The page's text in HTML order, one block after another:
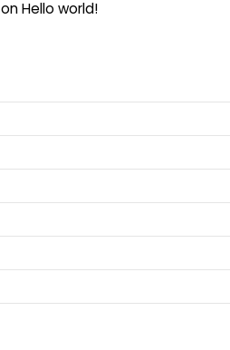
onHello world!